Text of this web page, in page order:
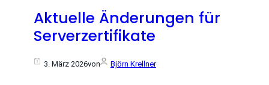
Aktuelle Änderungen für
Serverzertifikate
3. März 2026von Björn Krellner